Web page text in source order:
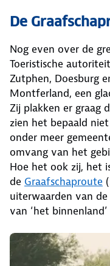
De
Nog even over de
Toeristische
Zutphen, Doesburg
Montferland, een
Zij plakken er graag
zien het bepaald
onder meer
omvang van het
Hoe het ook zij, het
de Graafschaproute
uiterwaarden van de
van ‘het